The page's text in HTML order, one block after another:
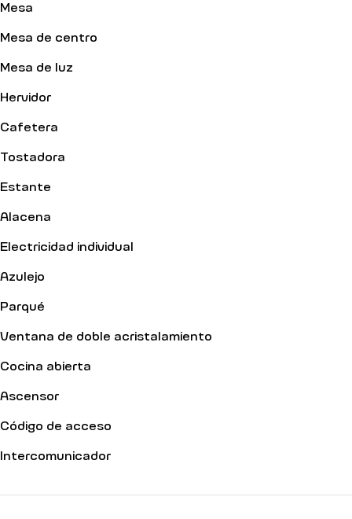
Mesa
Mesa de centro
Mesa de luz
Hervidor
Cafetera
Tostadora
Estante
Alacena
Electricidad individual
Azulejo
Parqué
Ventana de doble acristalamiento
Cocina abierta
Ascensor
Código de acceso
Intercomunicador